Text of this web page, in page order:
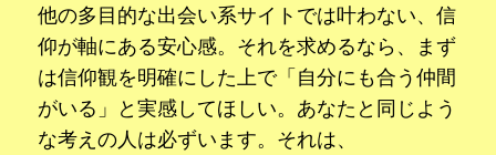
他の多目的な出会い系サイトでは叶わない、信
仰が軸にある安心感。それを求めるなら、まず
は信仰観を明確にした上で「自分にも合う仲間
がいる」と実感してほしい。あなたと同じよう
な考えの人は必ずいます。それは、